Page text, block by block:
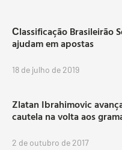
Сlassificação Brasileirão
ajudam em apostas
18 de julho de 2019
Zlatan Ibrahimovic
cautela na volta aos
2 de outubro de 2017